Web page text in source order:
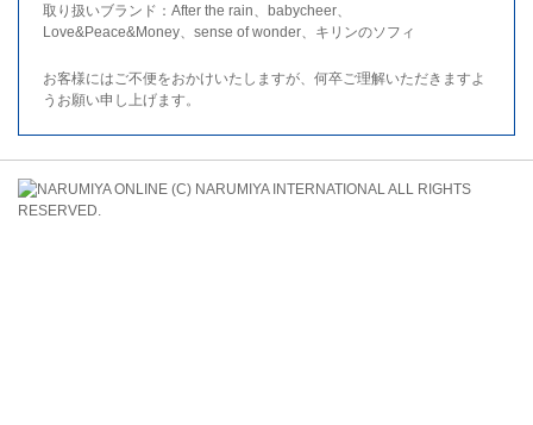
取り扱いブランド：After the rain、babycheer、
Love&Peace&Money、sense of wonder、キリンのソフィ
お客様にはご不便をおかけいたしますが、何卒ご理解いただきますよ
うお願い申し上げます。